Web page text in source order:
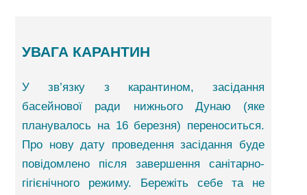
УВАГА КАРАНТИН
У зв’язку з карантином, засідання
басейнової ради нижнього Дунаю (яке
планувалось на 16 березня) переноситься.
Про нову дату проведення засідання буде
повідомлено після завершення санітарно-
гігієнічного режиму. Бережіть себе та не